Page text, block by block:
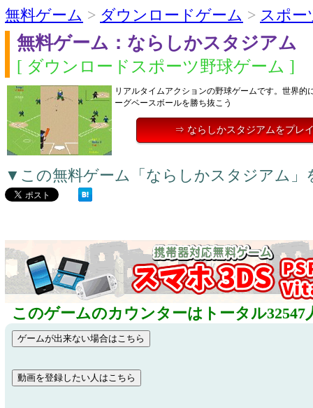
無料ゲーム > ダウンロードゲーム > スポー
無料ゲーム：ならしかスタジアム
[ ダウンロードスポーツ野球ゲーム ]
リアルタイムアクションの野球ゲームです。世界的
ーグベースボールを勝ち抜こう
⇒ ならしかスタジアムをプレ
▼この無料ゲーム「ならしかスタジアム」
このゲームのカウンターはトータル32547